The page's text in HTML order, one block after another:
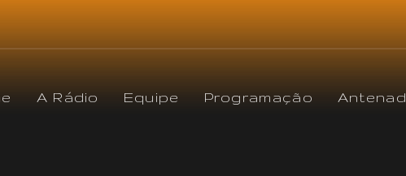
A Rádio Equipe Programação